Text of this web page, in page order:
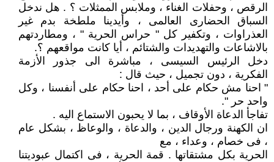
الرقص ، وحفلات الغناء ، وملابس الممثلات ؟ . هل ندخل
السباق الحضارى العالمى ، وأيدينا ملطخة بدم غير
العذراوات ، وتكفير كل " حراس الحرية " ، ومطاردتهم
بالاشاعات والتهديدات والشتائم ، أيا كانت مواقعهم ؟.
دخل الرئيس السيسى ، مباشرة الى جذور الأزمة
الفكرية ، دون تجميل ، حيث قال :
" احنا مش حكام على أحد ، احنا حكام على أنفسنا ، وكل
واحد حر ".
تفاجأ الدعاة الأوقاف ، بما لا يحبون الاستماع اليه .
ان الكهنة ورجال الدين ، والدعاة ، والوعاظ ، بشكل عام
، فى خصام ، وعداء ، مع
الحرية بكل مشتقاتها . قمة الحرية ، فى اكتمال عبوديتنا